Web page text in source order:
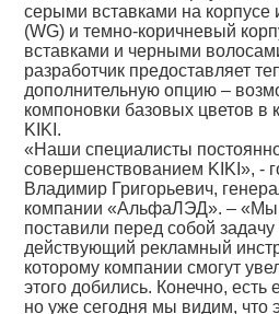
серыми вставками на
(WG) и темно-коричневый
вставками и черными
разработчик предоставляет
дополнительную опцию –
компоновки базовых цветов в
KIKI.
«Наши специалисты
совершенствованием KIKI», -
Владимир Григорьевич,
компании «АльфаЛЭД». – «Мы
поставили перед собой
действующий рекламный
которому компании смогут
этого добились. Конечно,
но уже сегодня мы видим, что